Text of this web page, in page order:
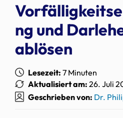
ng und
ablösen
Lesezeit: 7 Minuten
Aktualisiert am: 26. Juli
Geschrieben von: Dr.